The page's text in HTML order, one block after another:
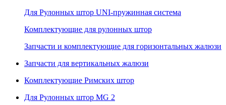
Для Рулонных штор UNI-пружинная система
Комплектующие для рулонных штор
Запчасти и комплектующие для горизонтальных жалюзи
Запчасти для вертикальных жалюзи
Комплектующие Римских штор
Для Рулонных штор MG 2